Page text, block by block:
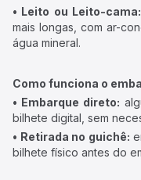
• Leito ou Leito-cama:
mais longas, com ar-
água mineral.
Como funciona o
• Embarque direto:
bilhete digital, sem
• Retirada no guichê:
bilhete físico antes do